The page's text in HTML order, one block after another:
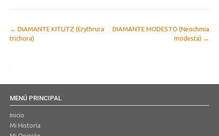
Post
navigation
←
DIAMANTE KITLITZ (Erythrura
trichora)
DIAMANTE MODESTO (Neochmia
modesta)
→
MENÚ PRINCIPAL
Inicio
Mi Historia